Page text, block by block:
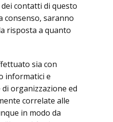
contatti di questo
saranno
risposta a quanto
sia con
informatici e
organizzazione ed
correlate alle
in modo da